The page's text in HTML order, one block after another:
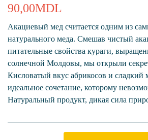
90,00MDL
Акациевый мед считается одним из
натурального меда. Смешав чистый
питательные свойства кураги,
солнечной Молдовы, мы открыли
Кисловатый вкус абрикосов и сладкий
идеальное сочетание, которому
Натуральный продукт, дикая сила